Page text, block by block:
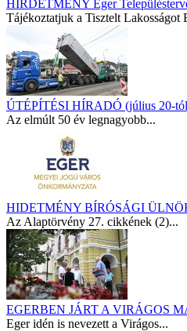
HIRDETMÉNY Eger
Tájékoztatjuk a Tisztelt Lakosságot
ÚTÉPÍTÉSI HÍRADÓ (július 20-
Az elmúlt 50 év legnagyobb...
HIDETMÉNY BÍRÓSÁGI
Az Alaptörvény 27. cikkének (2)...
EGERBEN JÁRT A VIRÁGOS
Eger idén is nevezett a Virágos...